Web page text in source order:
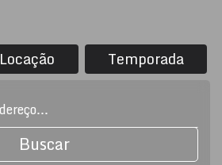
Locação Temporada
Buscar